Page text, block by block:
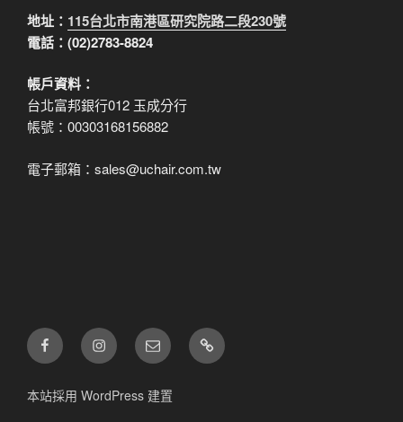
地址： 115台北市南港區研究院路二段230號
電話：(02)2783-8824
帳戶資料：
台北富邦銀行012 玉成分行
帳號：00303168156882
電子郵箱：sales@uchair.com.tw
FB IG
電
子
郵
件
LINE
本站採用 WordPress 建置